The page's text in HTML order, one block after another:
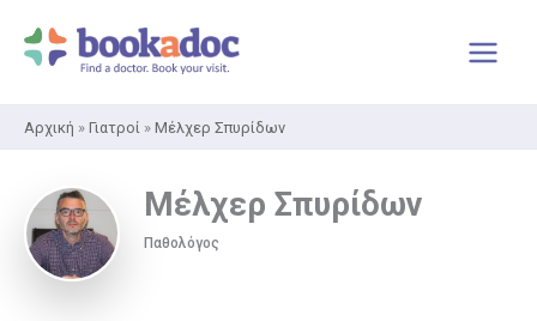
στο
περιεχόμενο
Αρχική » Γιατροί » Μέλχερ Σπυρίδων
Μέλχερ Σπυρίδων
Παθολόγος